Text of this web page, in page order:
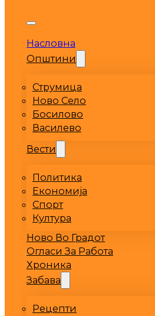
Насловна
Општини
Струмица
Ново Село
Босилово
Василево
Вести
Политика
Економија
Спорт
Култура
Ново Во Градот
Огласи За Работа
Хроника
Забава
Рецепти